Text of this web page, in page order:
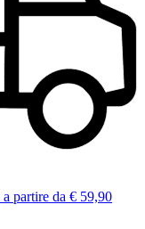
a partire da € 59,90